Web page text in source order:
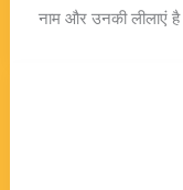
नाम और उनकी लीलाएं